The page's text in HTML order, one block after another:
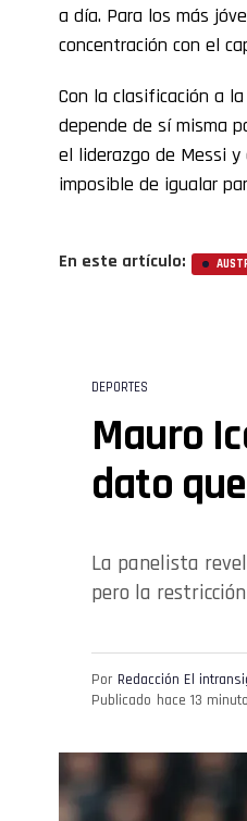
a día. Para los más
concentración con el
Con la clasificación a
depende de sí misma
el liderazgo de Messi
imposible de igualar
En este artículo:
DEPORTES
Mauro
dato
La panelista
pero la
Por Redacción El
Publicado hace 13